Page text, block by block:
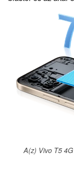
A(z) Vivo T5